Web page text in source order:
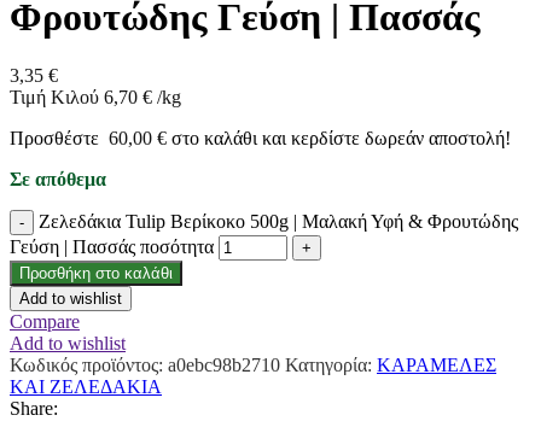
Φρουτώδης Γεύση | Πασσάς
3,35 €
Τιμή Κιλού 6,70 € /kg
Προσθέστε 60,00 € στο καλάθι και κερδίστε δωρεάν αποστολή!
Σε απόθεμα
Ζελεδάκια Tulip Βερίκοκο 500g | Μαλακή Υφή & Φρουτώδης
Γεύση | Πασσάς ποσότητα
Προσθήκη στο καλάθι
Add to wishlist
Compare
Add to wishlist
Κωδικός προϊόντος: a0ebc98b2710 Κατηγορία: ΚΑΡΑΜΕΛΕΣ
ΚΑΙ ΖΕΛΕΔΑΚΙΑ
Share: